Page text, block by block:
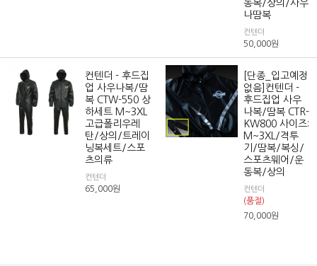
동복/상의/사우
나땀복
컨텐더
50,000원
컨텐더 - 후드집
업 사우나복/땀
복 CTW-550 상
하세트 M~3XL
고급폴리우레
탄/상의/트레이
닝복세트/스포
츠의류
컨텐더
65,000원
[단종_입고예정
없음]컨텐더 -
후드집업 사우
나복/땀복 CTR-
KW800 사이즈:
M~3XL/격투
기/땀복/복싱/
스포츠웨어/운
동복/상의
컨텐더
(품절)
70,000원